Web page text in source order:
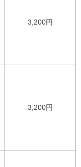
3,200円
3,200円